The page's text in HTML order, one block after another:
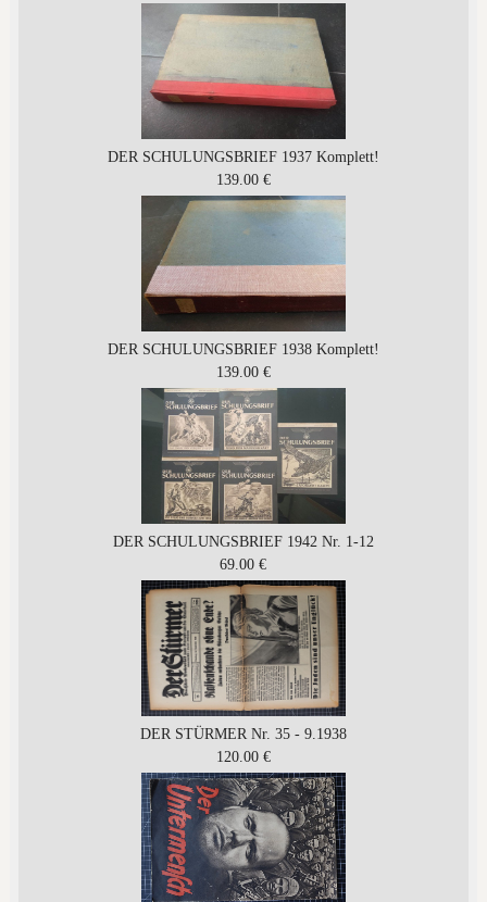
DER SCHULUNGSBRIEF 1937 Komplett!
139.00 €
DER SCHULUNGSBRIEF 1938 Komplett!
139.00 €
DER SCHULUNGSBRIEF 1942 Nr. 1-12
69.00 €
DER STÜRMER Nr. 35 - 9.1938
120.00 €